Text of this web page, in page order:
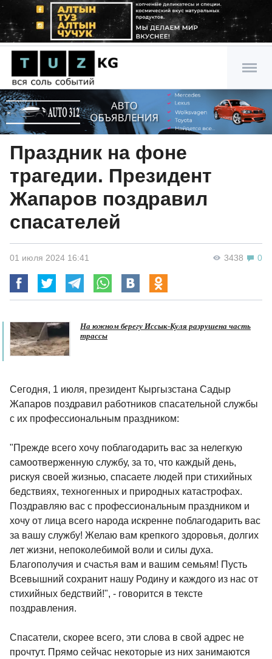
Праздник на фоне
трагедии. Президент
Жапаров поздравил
спасателей
3438 0
01 июля 2024 16:41
На южном берегу Иссык-Куля разрушена часть
трассы
Сегодня, 1 июля, президент Кыргызстана Садыр
Жапаров поздравил работников спасательной службы
с их профессиональным праздником:
"Прежде всего хочу поблагодарить вас за нелегкую
самоотверженную службу, за то, что каждый день,
рискуя своей жизнью, спасаете людей при стихийных
бедствиях, техногенных и природных катастрофах.
Поздравляю вас с профессиональным праздником и
хочу от лица всего народа искренне поблагодарить вас
за вашу службу! Желаю вам крепкого здоровья, долгих
лет жизни, непоколебимой воли и силы духа.
Благополучия и счастья вам и вашим семьям! Пусть
Всевышний сохранит нашу Родину и каждого из нас от
стихийных бедствий!", - говорится в тексте
поздравления.
Спасатели, скорее всего, эти слова в свой адрес не
прочтут. Прямо сейчас некоторые из них занимаются